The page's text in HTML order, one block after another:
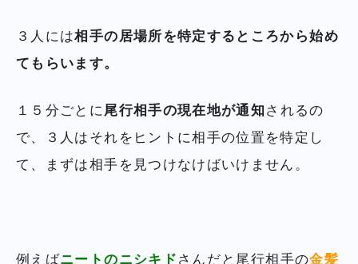
３人には相手の居場所を特定するところから始め
てもらいます。
１５分ごとに尾行相手の現在地が通知 されるの
で、３人はそれをヒントに相手の位置を特定し
て、まずは相手を見つけなけばいけません。
例えばニートのニシキド さんだと尾行相手の金髪